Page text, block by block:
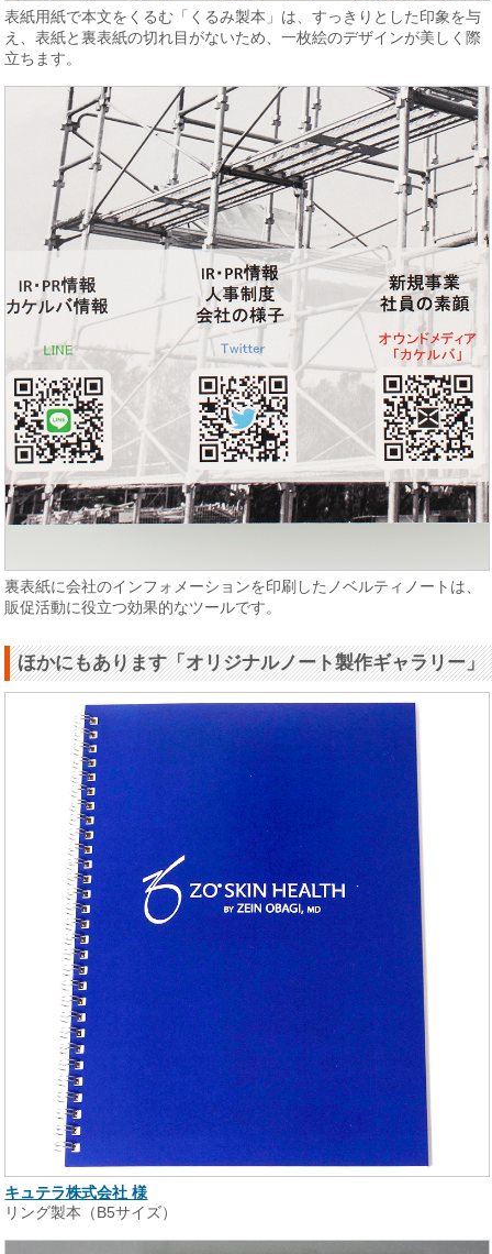
表紙用紙で本文をくるむ「くるみ製本」は、すっきりとした印象を与
え、表紙と裏表紙の切れ目がないため、一枚絵のデザインが美しく際
立ちます。
裏表紙に会社のインフォメーションを印刷したノベルティノートは、
販促活動に役立つ効果的なツールです。
ほかにもあります「オリジナルノート製作ギャラリー」
キュテラ株式会社 様
リング製本（B5サイズ）